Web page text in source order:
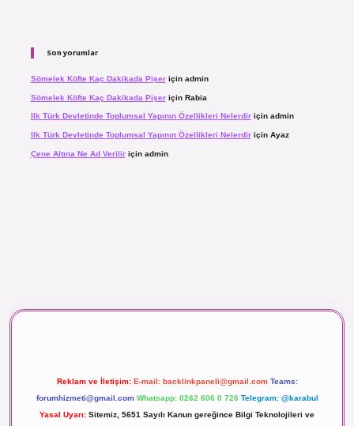
Son yorumlar
Sömelek Köfte Kaç Dakikada Pişeriçin admin
Sömelek Köfte Kaç Dakikada Pişeriçin Rabia
Ilk Türk Devletinde Toplumsal Yapının Özellikleri Nelerdiriçin admin
Ilk Türk Devletinde Toplumsal Yapının Özellikleri Nelerdiriçin Ayaz
Çene Altına Ne Ad Veriliriçin admin
Reklam ve İletişim: E-mail: backlinkpaneli@gmail.com Teams:
forumhizmeti@gmail.com Whatsapp: 0262 606 0 726 Telegram: @karabul
Yasal Uyarı: Sitemiz, 5651 Sayılı Kanun gereğince Bilgi Teknolojileri ve